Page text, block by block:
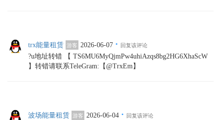
trx能量租赁 游客 2026-06-07 · 回复该评论
?u地址转错 【 TS6MU6MyQjmPw4uhiAzqs8bg2HG6XhaScW
】转错请联系TeleGram:【@TrxEm】
波场能量租赁 游客 2026-06-04 · 回复该评论